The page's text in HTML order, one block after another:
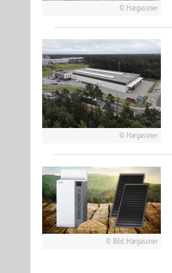
Hargassner
Hargassner
Bild: Hargassner